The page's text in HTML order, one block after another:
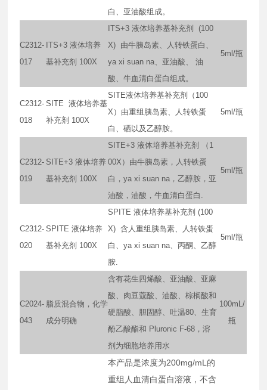
白、亚油酸组成。
C2312-
017
ITS+3 液体培养
基补充剂 100X
ITS+3 液体培养基补充剂 (100
X) 由牛胰岛素、人转铁蛋白、
ya xi suan na、亚油酸、 油
酸、牛血清白蛋白组成。
5ml/瓶
C2312-
018
SITE 液体培养基
补充剂 100X
SITE液体培养基补充剂（100
X）由重组胰岛素、人转铁蛋
白、硒以及乙醇胺。
5ml/瓶
C2312-
019
SITE+3 液体培养
基补充剂 100X
SITE+3 液体培养基补充剂 （1
00X）由牛胰岛素，人转铁蛋
白，ya xi suan na，乙醇胺，亚
油酸，油酸，牛血清白蛋白.
5ml/瓶
C2312-
020
SPITE 液体培养
基补充剂 100X
SPITE 液体培养基补充剂 (100
X) 含人重组胰岛素、人转铁蛋
白、ya xi suan na、丙酮、乙醇
胺.
5ml/瓶
C2024-
043
脂质混合物，化学
成分明确
含有花生四烯酸、亚油酸、亚麻
酸、肉豆蔻酸、油酸、棕榈酸和
硬脂酸、胆固醇、吐温80、生育
酚乙酸酯和 Pluronic F-68，溶
剂为细胞培养用水
100mL/
瓶
本产品是浓度为200mg/mL的
重组人血清白蛋白溶液，不含